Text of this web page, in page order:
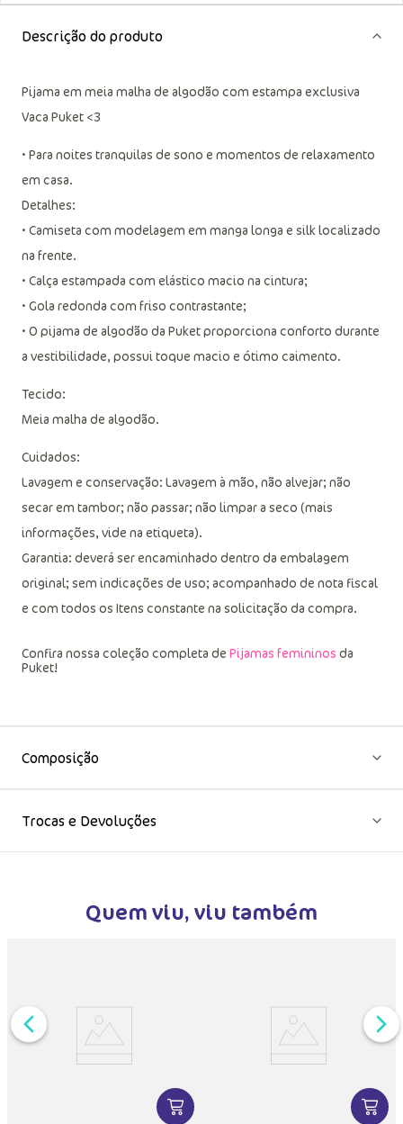
Descrição do produto
Pijama em meia malha de algodão com estampa exclusiva
Vaca Puket <3
• Para noites tranquilas de sono e momentos de relaxamento
em casa.
Detalhes:
• Camiseta com modelagem em manga longa e silk localizado
na frente.
• Calça estampada com elástico macio na cintura;
• Gola redonda com friso contrastante;
• O pijama de algodão da Puket proporciona conforto durante
a vestibilidade, possui toque macio e ótimo caimento.
Tecido:
Meia malha de algodão.
Cuidados:
Lavagem e conservação: Lavagem à mão, não alvejar; não
secar em tambor; não passar; não limpar a seco (mais
informações, vide na etiqueta).
Garantia: deverá ser encaminhado dentro da embalagem
original; sem indicações de uso; acompanhado de nota fiscal
e com todos os Itens constante na solicitação da compra.
Confira nossa coleção completa de Pijamas femininos da
Puket!
Composição
Trocas e Devoluções
Quem viu, viu também
INFORMAÇÕES DO PRODUTOVER MAIS INFORMAÇÕES DOVER